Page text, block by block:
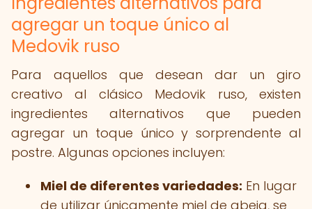
agregar un toque único al
Medovik ruso
Para aquellos que desean dar un giro
creativo al clásico Medovik ruso, existen
ingredientes alternativos que pueden
agregar un toque único y sorprendente al
postre. Algunas opciones incluyen:
Miel de diferentes variedades: En lugar
de utilizar únicamente miel de abeja, se